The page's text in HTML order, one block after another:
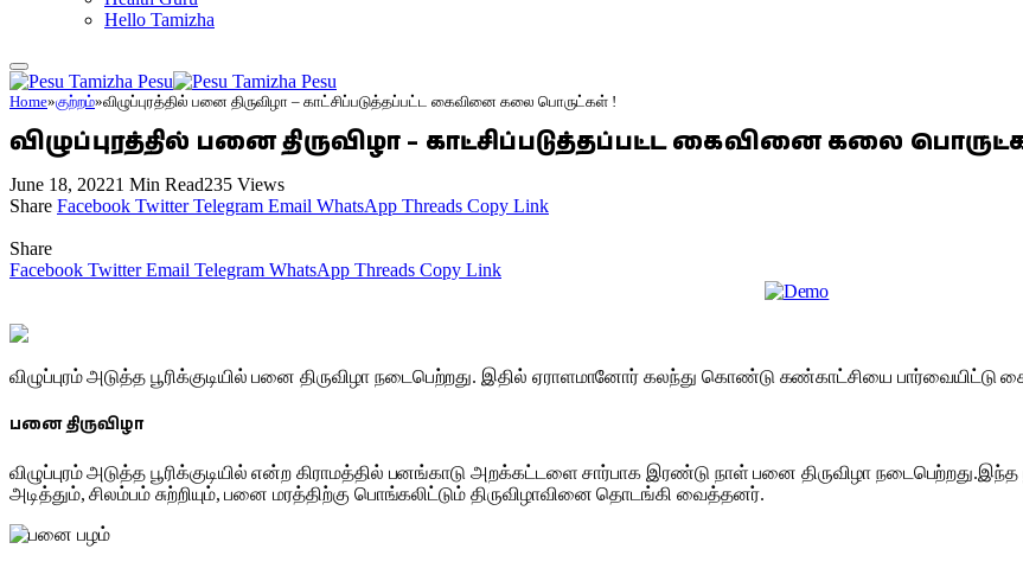
Hello Tamizha
Home»குற்றம்»விழுப்புரத்தில் பனை திருவிழா – காட்சிப்படுத்தப்பட்ட கைவினை கலை பொருட்கள் !
விழுப்புரத்தில் பனை திருவிழா – காட்சிப்படுத்தப்பட்ட கைவினை கலை
June 18, 20221 Min Read235 Views
Share Facebook Twitter Telegram Email WhatsApp Threads Copy Link
Share
Facebook Twitter Email Telegram WhatsApp Threads Copy Link
விழுப்புரம் அடுத்த பூரிக்குடியில் பனை திருவிழா நடைபெற்றது. இதில் ஏராளமானோர் கலந்து கொண்டு கண்காட்சியை
பனை திருவிழா
விழுப்புரம் அடுத்த பூரிக்குடியில் என்ற கிராமத்தில் பனங்காடு அறக்கட்டளை சார்பாக இரண்டு நாள் பனை திருவிழா
அடித்தும், சிலம்பம் சுற்றியும், பனை மரத்திற்கு பொங்கலிட்டும் திருவிழாவினை தொடங்கி வைத்தனர்.